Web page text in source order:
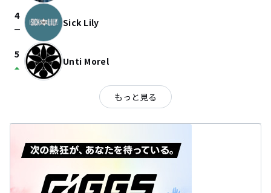
4
check_indeterminate_small Sick Lily
5
arrow_drop_up Unti Morel
もっと見る